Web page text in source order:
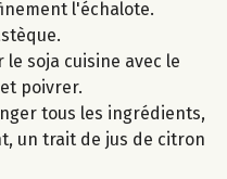
l'échalote.
soja cuisine avec le
poivrer.
tous les ingrédients,
un trait de jus de citron